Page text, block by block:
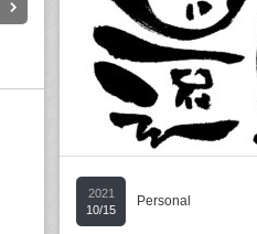
2021
10/15
Personal